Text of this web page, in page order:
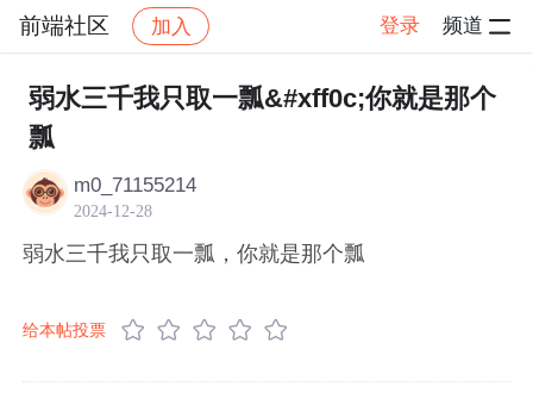
前端社区 加入 登录 频道
社区 前端社区 感慨 帖子详情
弱水三千我只取一瓢&#xff0c;你就是那个
瓢
m0_71155214
2024-12-28
弱水三千我只取一瓢，你就是那个瓢
给本帖投票